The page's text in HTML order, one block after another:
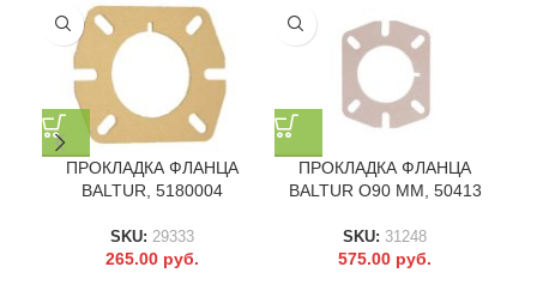
ПРОКЛАДКА ФЛАНЦА
BALTUR, 5180004
SKU: 29333
265.00 руб.
ПРОКЛАДКА ФЛАНЦА
BALTUR O90 ММ, 50413
SKU: 31248
575.00 руб.